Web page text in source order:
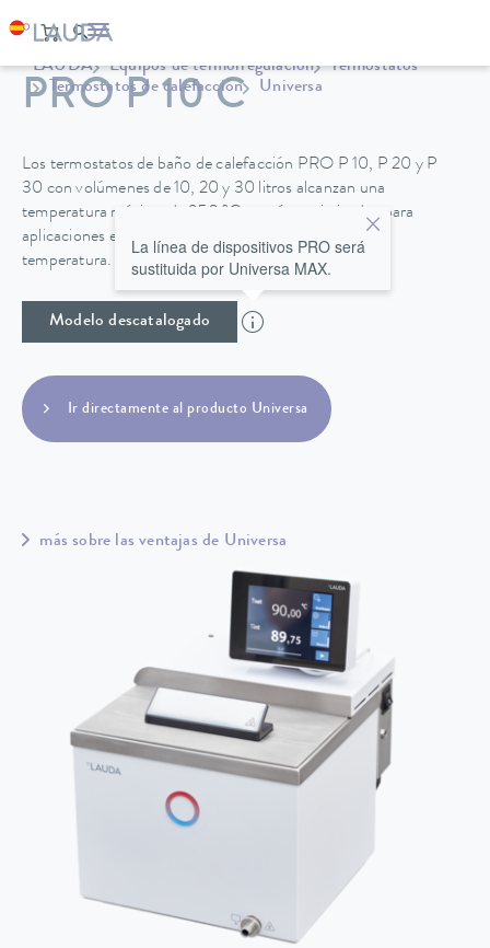
LAUDA Equipos de termorregulación
Termostatos
Termostatos de calefacción
Universa
PRO P 10 C
Los termostatos de baño de calefacción PRO P 10, P 20 y P
30 con volúmenes de 10, 20 y 30 litros alcanzan una
temperatura máxima de 250 °C y están optimizados para
aplicaciones en el baño con muy buena estabilidad de
temperatura.
Modelo descatalogado
La línea de dispositivos PRO será
sustituida por Universa MAX.
Ir directamente al producto Universa
más sobre las ventajas de Universa